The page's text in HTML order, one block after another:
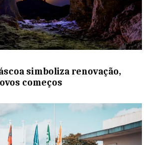
simboliza renovação,
começos